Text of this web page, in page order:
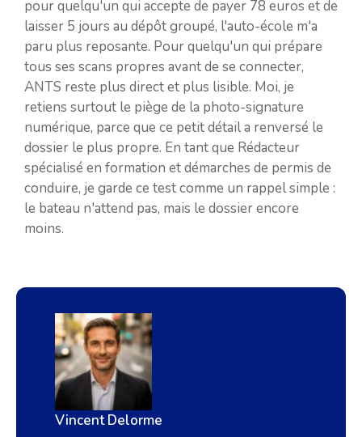
pour quelqu'un qui accepte de payer 78 euros et de
laisser 5 jours au dépôt groupé, l'auto-école m'a
paru plus reposante. Pour quelqu'un qui prépare
tous ses scans propres avant de se connecter,
ANTS reste plus direct et plus lisible. Moi, je
retiens surtout le piège de la photo-signature
numérique, parce que ce petit détail a renversé le
dossier le plus propre. En tant que Rédacteur
spécialisé en formation et démarches de permis de
conduire, je garde ce test comme un rappel simple :
le bateau n'attend pas, mais le dossier encore
moins.
Vincent Delorme